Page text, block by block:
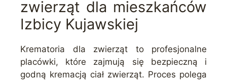
zwierząt dla mieszkańców
Izbicy Kujawskiej
Krematoria dla zwierząt to profesjonalne
placówki, które zajmują się bezpieczną i
godną kremacją ciał zwierząt. Proces polega